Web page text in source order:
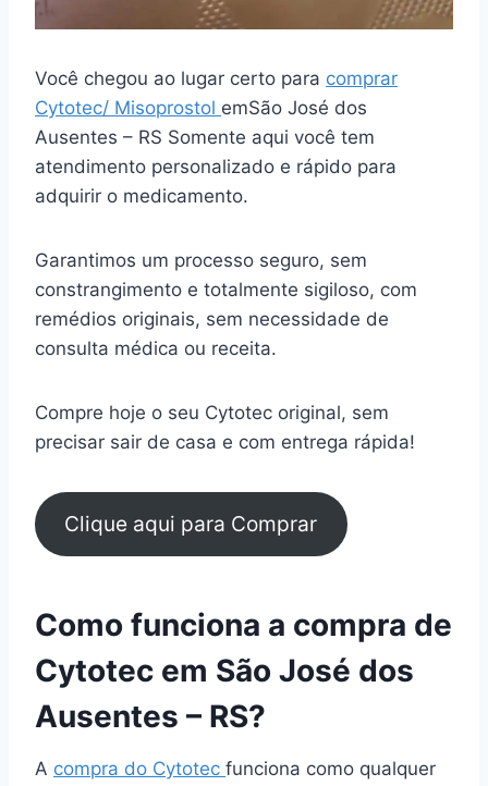
Você chegou ao lugar certo para comprar
Cytotec/ Misoprostol emSão José dos
Ausentes – RS Somente aqui você tem
atendimento personalizado e rápido para
adquirir o medicamento.
Garantimos um processo seguro, sem
constrangimento e totalmente sigiloso, com
remédios originais, sem necessidade de
consulta médica ou receita.
Compre hoje o seu Cytotec original, sem
precisar sair de casa e com entrega rápida!
Clique aqui para Comprar
Como funciona a compra de
Cytotec em São José dos
Ausentes – RS?
A compra do Cytotec funciona como qualquer